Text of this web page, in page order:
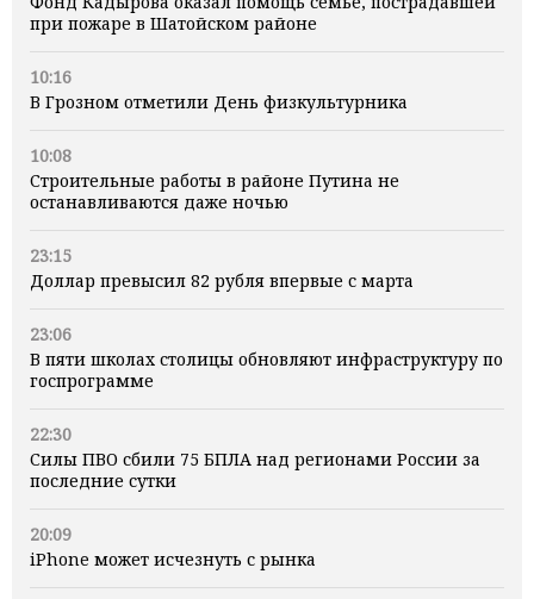
при пожаре в Шатойском районе
10:16
В Грозном отметили День физкультурника
10:08
Строительные работы в районе Путина не
останавливаются даже ночью
23:15
Доллар превысил 82 рубля впервые с марта
23:06
В пяти школах столицы обновляют инфраструктуру по
госпрограмме
22:30
Силы ПВО сбили 75 БПЛА над регионами России за
последние сутки
20:09
iPhone может исчезнуть с рынка